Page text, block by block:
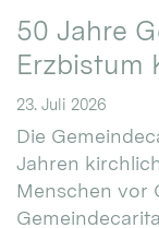
50 Jahre
Erzbistum
23. Juli 2026
Die
Jahren
Menschen vor